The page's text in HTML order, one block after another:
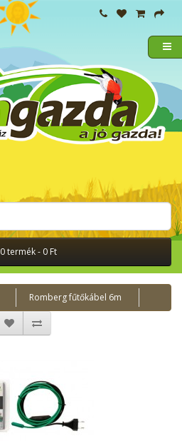
0 termék - 0 Ft
Romberg fűtőkábel 6m